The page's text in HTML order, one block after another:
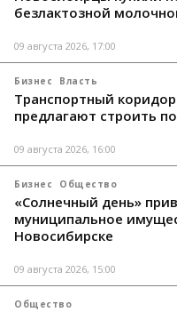
безлактозной
09 августа 2026, 17:00
Бизнес Власть
Транспортный
предлагают строить
09 августа 2026, 16:00
Бизнес Общество
«Солнечный день»
муниципальное
Новосибирске
09 августа 2026, 15:00
Общество